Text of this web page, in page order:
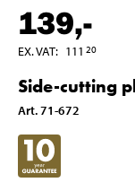
139,-
EX. VAT: 111 20
Side-cutting
Art.71-672